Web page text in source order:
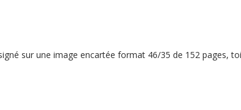
sur une image encartée format 46/35 de 152 pages,